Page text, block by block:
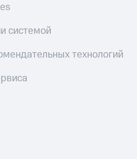
системой
технологий